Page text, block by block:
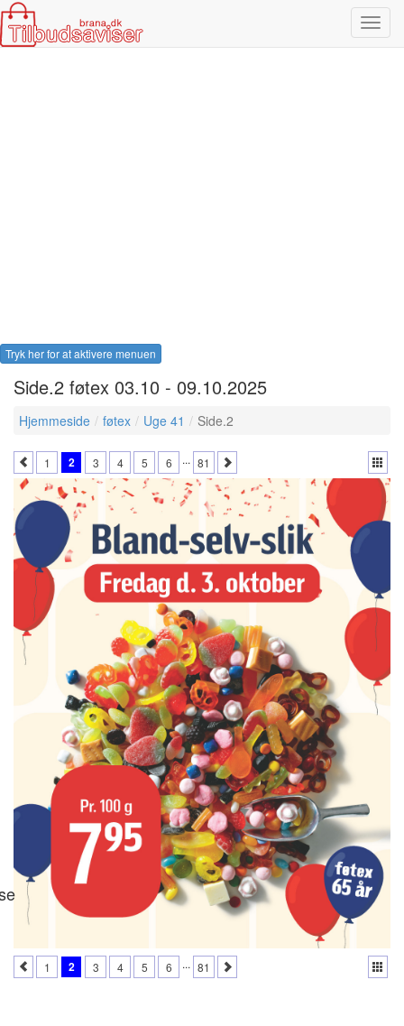
Tryk her for at aktivere menuen
Side.2 føtex 03.10 - 09.10.2025
Hjemmeside føtex Uge 41 Side.2
1 2 3 4 5 6 ... 81
1 2 3 4 5 6 ... 81